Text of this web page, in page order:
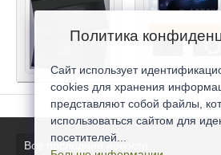
Все последние новости
Политика
Сайт использует
cookies для хранения
представляют собой файлы,
использоваться сайтом для
посетителей...